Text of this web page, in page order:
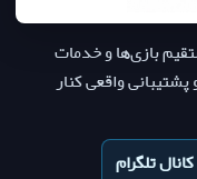
بازی‌ها و خدمات
واقعی کنار
کانال تلگرام